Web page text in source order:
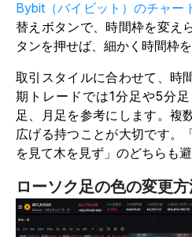
Bybit（バイビット）のチャー
替えボタンで、時間枠を変え
タンを押せば、細かく時間枠を
取引スタイルに合わせて、時
期トレードでは1分足や5分
足、月足を参考にします。複
広げる持つことが大切です。
を見て木を見ず」のどちらも避
ローソク足の色の変更